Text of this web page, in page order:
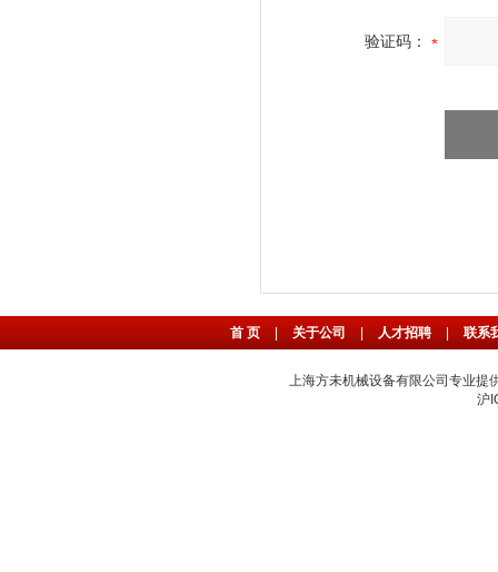
验证码：
首 页 关于公司 人才招聘 联系
上海方未机械设备有限公司专业提
沪